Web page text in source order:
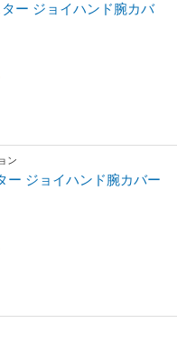
ー ジョイハンド腕カバ
ン
ー ジョイハンド腕カバー